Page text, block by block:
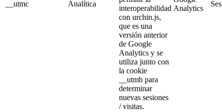
__utmc Analítica
interoperabilidad
con urchin.js,
que es una
versión anterior
de Google
Analytics y se
utiliza junto con
la cookie
__utmb para
determinar
nuevas sesiones
/ visitas.
Analytics